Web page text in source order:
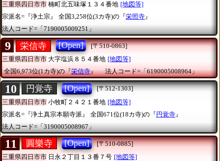
三重県四日市市 楠町北五味塚１３４番地 [地図等]
宗派名=『浄土宗』
全国3,258位(3カ寺)の『栄照寺』
法人コード=「7190005009251」
9 栄信寺 [Open]
[〒510-0863]
三重県四日市市 大字塩浜８５４番地 [地図等]
全国6,973位(1カ寺)の『栄信寺』 法人コード=「6190005008964」
10 円覚寺 [Open]
[〒512-1303]
三重県四日市市 小牧町２４２１番地 [地図等]
宗派名=『浄土真宗本願寺派』
全国671位(18カ寺)の『円覚寺 』
法人コード=「3190005008967」
11 圓樂寺 [Open]
[〒510-0885]
三重県四日市市 日永２丁目１３番７号 [地図等]